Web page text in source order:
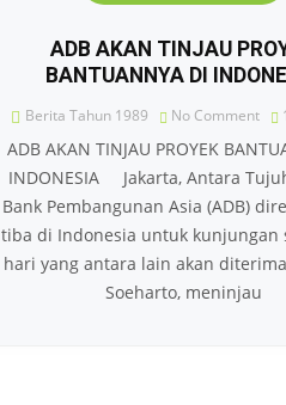
ADB AKAN TINJAU
BANTUANNYA DI
Berita Tahun 1989 No Comment
ADB AKAN TINJAU PROYEK
INDONESIA Jakarta, Antara
Bank Pembangunan Asia (ADB)
tiba di Indonesia untuk kunjungan
hari yang antara lain akan
Soeharto, meninjau